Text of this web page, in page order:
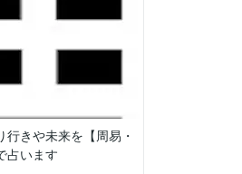
行きや未来を【周易・
占います